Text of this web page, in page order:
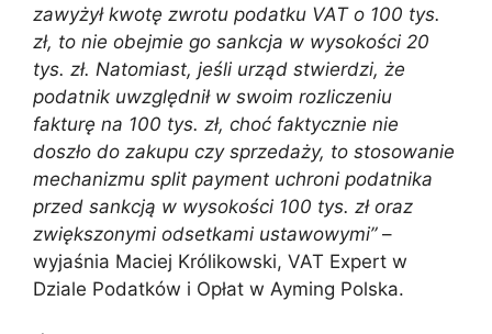
zawyżył kwotę zwrotu podatku VAT o 100 tys.
zł, to nie obejmie go sankcja w wysokości 20
tys. zł. Natomiast, jeśli urząd stwierdzi, że
podatnik uwzględnił w swoim rozliczeniu
fakturę na 100 tys. zł, choć faktycznie nie
doszło do zakupu czy sprzedaży, to stosowanie
mechanizmu split payment uchroni podatnika
przed sankcją w wysokości 100 tys. zł oraz
zwiększonymi odsetkami ustawowymi” –
wyjaśnia Maciej Królikowski, VAT Expert w
Dziale Podatków i Opłat w Ayming Polska.